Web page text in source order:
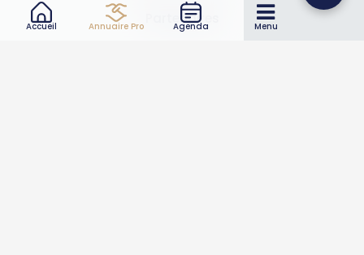
Accueil Annuaire Pro Agenda Menu
Partenaires